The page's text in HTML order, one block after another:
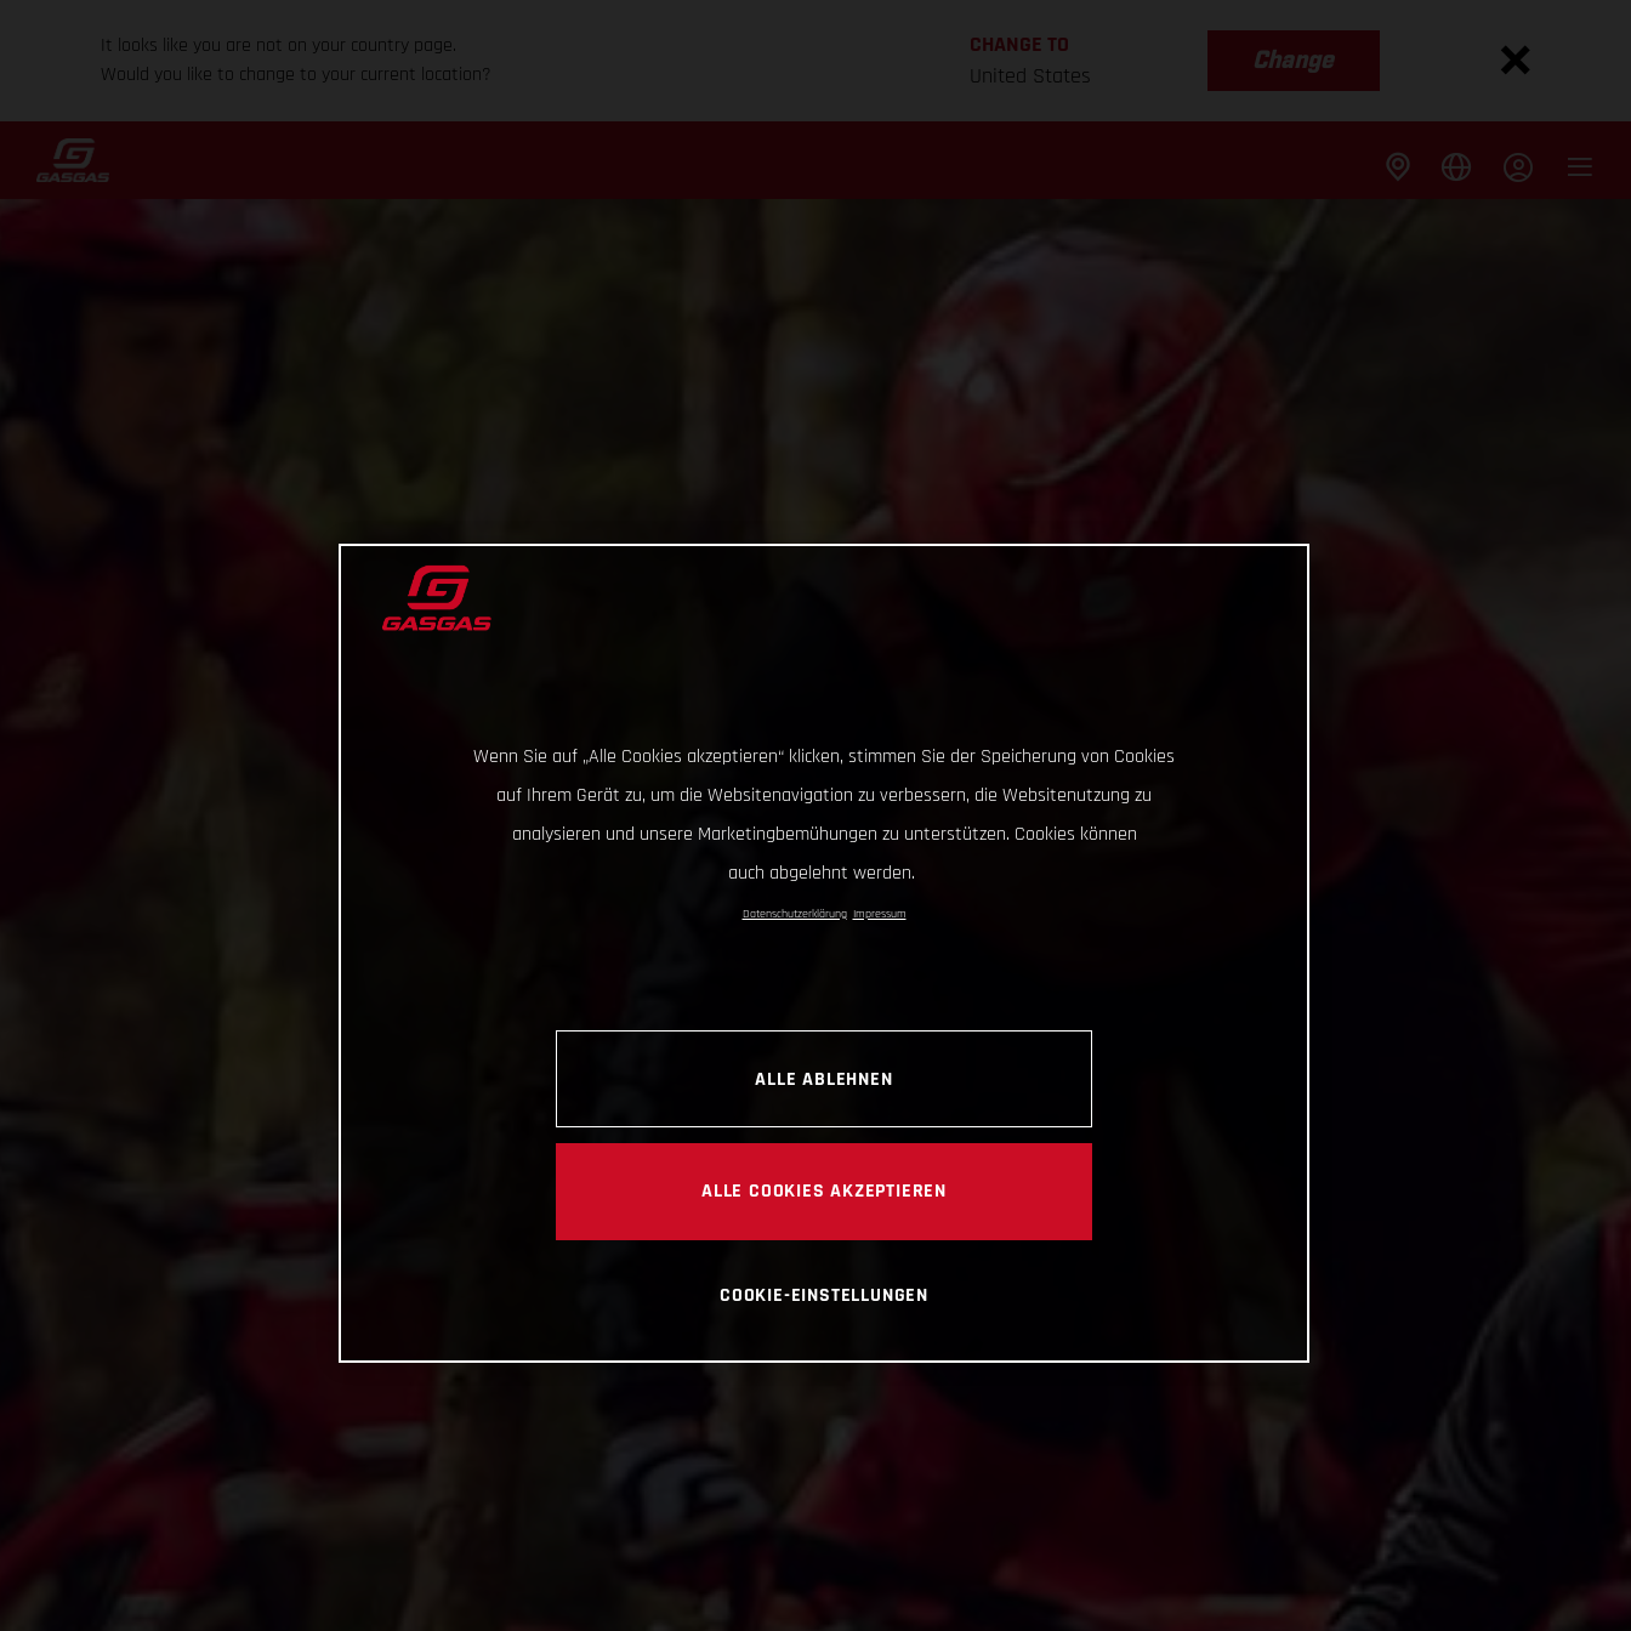
It looks like you are not on your country page.
Would you like to change to your current location?
CHANGE TO
United States
Change
Wenn Sie auf „Alle Cookies akzeptieren“ klicken, stimmen Sie der Speicherung von Cookies
auf Ihrem Gerät zu, um die Websitenavigation zu verbessern, die Websitenutzung zu
analysieren und unsere Marketingbemühungen zu unterstützen. Cookies können
auch abgelehnt werden.
Datenschutzerklärung Impressum
ALLE ABLEHNEN
ALLE COOKIES AKZEPTIEREN
COOKIE-EINSTELLUNGEN